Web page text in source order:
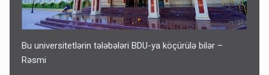
Bu universitetlərin tələbələri BDU-ya köçürülə bilər –
Rəsmi